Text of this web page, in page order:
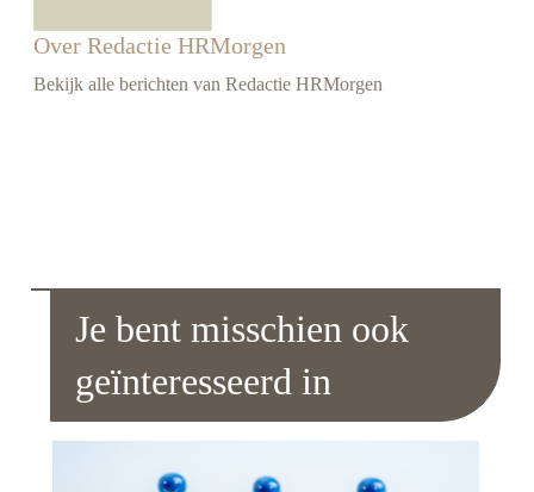
Over Redactie HRMorgen
Bekijk alle berichten van Redactie HRMorgen
Je bent misschien ook
geïnteresseerd in